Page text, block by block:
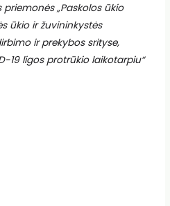
„Paskolos ūkio
ūkio ir žuvininkystės
ir prekybos srityse,
19 ligos protrūkio laikotarpiu“